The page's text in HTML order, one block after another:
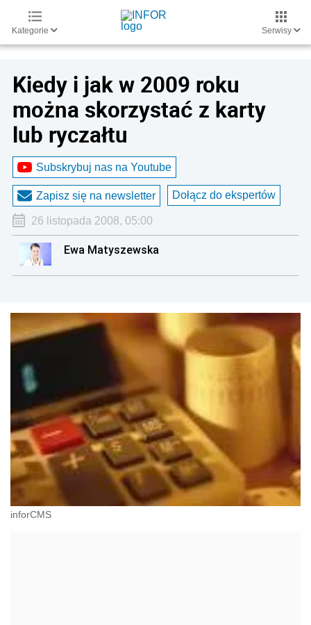
Kategorie Serwisy
Kiedy i jak w 2009 roku
można skorzystać z karty
lub ryczałtu
Subskrybuj nas na Youtube
Zapisz się na newsletter Dołącz do ekspertów
26 listopada 2008, 05:00
Ewa Matyszewska
inforCMS